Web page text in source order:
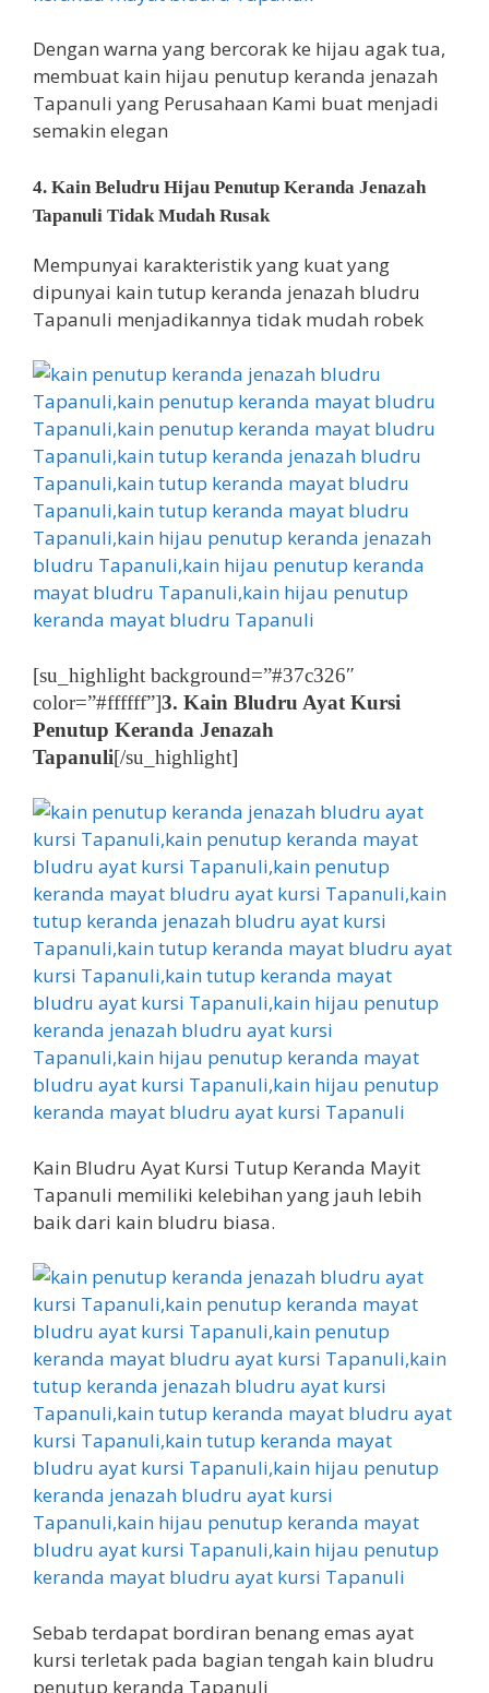
Dengan warna yang bercorak ke hijau agak tua,
membuat kain hijau penutup keranda jenazah
Tapanuli yang Perusahaan Kami buat menjadi
semakin elegan
4. Kain Beludru Hijau Penutup Keranda Jenazah
Tapanuli Tidak Mudah Rusak
Mempunyai karakteristik yang kuat yang
dipunyai kain tutup keranda jenazah bludru
Tapanuli menjadikannya tidak mudah robek
[su_highlight background=”#37c326″
color=”#ffffff”]3. Kain Bludru Ayat Kursi
Penutup Keranda Jenazah
Tapanuli[/su_highlight]
Kain Bludru Ayat Kursi Tutup Keranda Mayit
Tapanuli memiliki kelebihan yang jauh lebih
baik dari kain bludru biasa.
Sebab terdapat bordiran benang emas ayat
kursi terletak pada bagian tengah kain bludru
penutup keranda Tapanuli